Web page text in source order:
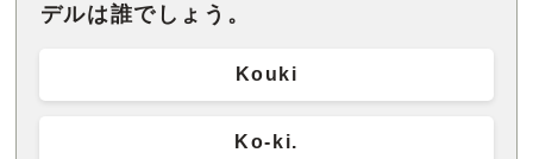
デルは誰でしょう。
Kouki
Ko-ki.